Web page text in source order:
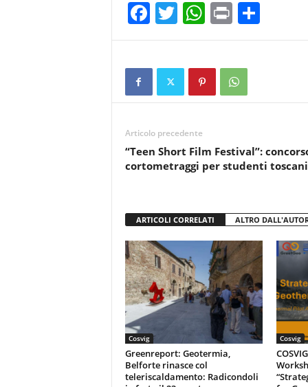
F
a
b
o
k
T
wi
W
h
s
A
p
Pr
in o
vi
Articolo precedente
“Teen Short Film Festival”:
cortometraggi per studenti toscani
ARTICOLI CORRELATI ALTRO
Cosvig
Greenreport: Geotermia,
Belforte rinasce col
teleriscaldamento: Radicondoli
Cosvig